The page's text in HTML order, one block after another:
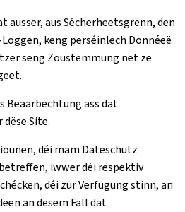
ausser, aus Sécherheetsgrënn, den
Loggen, keng perséinlech Donnéeë
seng Zoustëmmung net ze
Beaarbechtung ass dat
Site.
déi mam Dateschutz
iwwer déi respektiv
déi zur Verfügung stinn, an
an dësem Fall dat